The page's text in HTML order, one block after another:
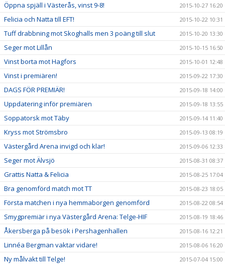
Öppna spjäll i Västerås, vinst 9-8! 2015-10-27 16:20
Felicia och Natta till EFT! 2015-10-22 10:31
Tuff drabbning mot Skoghalls men 3 poäng till slut 2015-10-20 13:30
Seger mot Lillån 2015-10-15 16:50
Vinst borta mot Hagfors 2015-10-01 12:48
Vinst i premiären! 2015-09-22 17:30
DAGS FÖR PREMIÄR! 2015-09-18 14:00
Uppdatering inför premiären 2015-09-18 13:55
Soppatorsk mot Täby 2015-09-14 11:40
Kryss mot Strömsbro 2015-09-13 08:19
Västergård Arena invigd och klar! 2015-09-06 12:33
Seger mot Älvsjö 2015-08-31 08:37
Grattis Natta & Felicia 2015-08-25 17:04
Bra genomförd match mot TT 2015-08-23 18:05
Första matchen i nya hemmaborgen genomförd 2015-08-22 08:54
Smygpremiär i nya Västergård Arena: Telge-HIF 2015-08-19 18:46
Åkersberga på besök i Pershagenhallen 2015-08-16 12:21
Linnéa Bergman vaktar vidare! 2015-08-06 16:20
Ny målvakt till Telge! 2015-07-04 15:00